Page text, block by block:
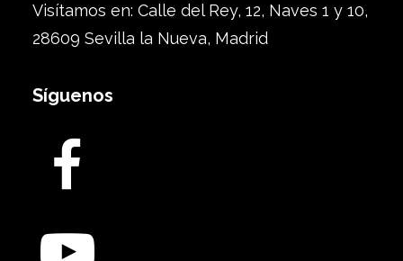
Visítamos en: Calle del Rey, 12, Naves 1 y 10,
28609 Sevilla la Nueva, Madrid
Síguenos